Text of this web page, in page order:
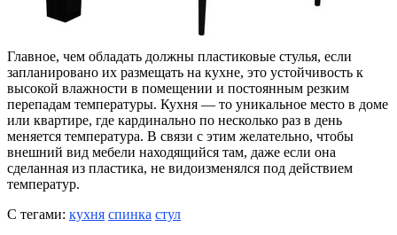
Главное, чем обладать должны пластиковые стулья, если
запланировано их размещать на кухне, это устойчивость к
высокой влажности в помещении и постоянным резким
перепадам температуры. Кухня — то уникальное место в доме
или квартире, где кардинально по несколько раз в день
меняется температура. В связи с этим желательно, чтобы
внешний вид мебели находящийся там, даже если она
сделанная из пластика, не видоизменялся под действием
температур.
С тегами: кухня спинка стул